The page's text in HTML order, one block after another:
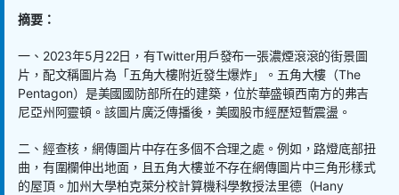
摘要：
一、 2023年5月22日，有Twitter用戶發布一張濃煙滾滾的街景圖
片，配文稱圖片為「五角大樓附近發生爆炸」。五角大樓（The
Pentagon）是美國國防部所在的建築，位於華盛頓西南方的弗吉
尼亞州阿靈頓。該圖片廣泛傳播後，美國股市經歷短暫震盪。
二、經查核，網傳圖片中存在多個不合理之處。例如，路燈底部扭
曲，有圍欄伸出地面，且五角大樓並不存在網傳圖片中三角形樣式
的屋頂。加州大學柏克萊分校計算機科學教授法里德（Hany